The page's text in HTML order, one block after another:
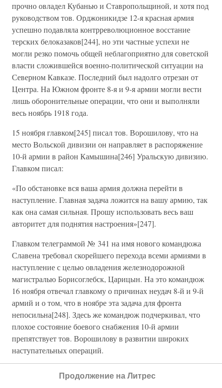
прочно овладел Кубанью и Ставропольщиной, и хотя под
руководством тов. Орджоникидзе 12-я красная армия
успешно подавляла контрреволюционное восстание
терских белоказаков[244], но эти частные успехи не
могли резко помочь общей неблагоприятно для советской
власти сложившейся военно-политической ситуации на
Северном Кавказе. Последний был надолго отрезан от
Центра. На Южном фронте 8-я и 9-я армии могли вести
лишь оборонительные операции, что они и выполняли
весь ноябрь 1918 года.
15 ноября главком[245] писал тов. Ворошилову, что на
место Вольской дивизии он направляет в распоряжение
10-й армии в район Камышина[246] Уральскую дивизию.
Главком писал:
«По обстановке вся ваша армия должна перейти в
наступление. Главная задача ложится на вашу армию, так
как она самая сильная. Прошу использовать весь ваш
авторитет для поднятия настроения»[247].
Главком телеграммой № 341 на имя нового командюжа
Славена требовал скорейшего перехода всеми армиями в
наступление с целью овладения железнодорожной
магистралью Борисоглебск, Царицын. На это командюж
16 ноября отвечал главкому о причинах неудач 8-й и 9-й
армий и о том, что в ноябре эта задача для фронта
непосильна[248]. Здесь же командюж подчеркивал, что
плохое состояние боевого снабжения 10-й армии
препятствует тов. Ворошилову в развитии широких
наступательных операций.
революция в Германии, попытки Краснова переменить
Продолжение на Литрес